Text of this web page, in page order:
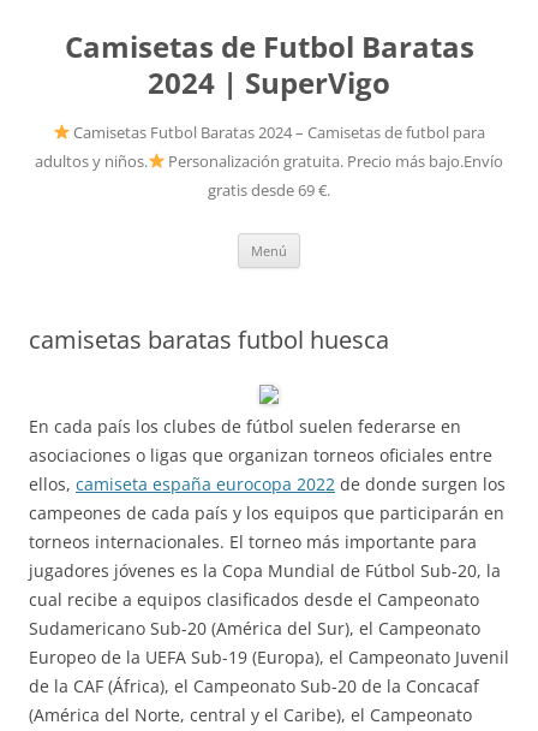
Camisetas de Futbol Baratas
2024 | SuperVigo
Camisetas Futbol Baratas 2024 – Camisetas de futbol para
adultos y niños.
Personalización gratuita. Precio más bajo.Envío
gratis desde 69 €.
Menú
camisetas baratas futbol huesca
En cada país los clubes de fútbol suelen federarse en
asociaciones o ligas que organizan torneos oficiales entre
ellos, camiseta españa eurocopa 2022 de donde surgen los
campeones de cada país y los equipos que participarán en
torneos internacionales. El torneo más importante para
jugadores jóvenes es la Copa Mundial de Fútbol Sub-20, la
cual recibe a equipos clasificados desde el Campeonato
Sudamericano Sub-20 (América del Sur), el Campeonato
Europeo de la UEFA Sub-19 (Europa), el Campeonato Juvenil
de la CAF (África), el Campeonato Sub-20 de la Concacaf
(América del Norte, central y el Caribe), el Campeonato